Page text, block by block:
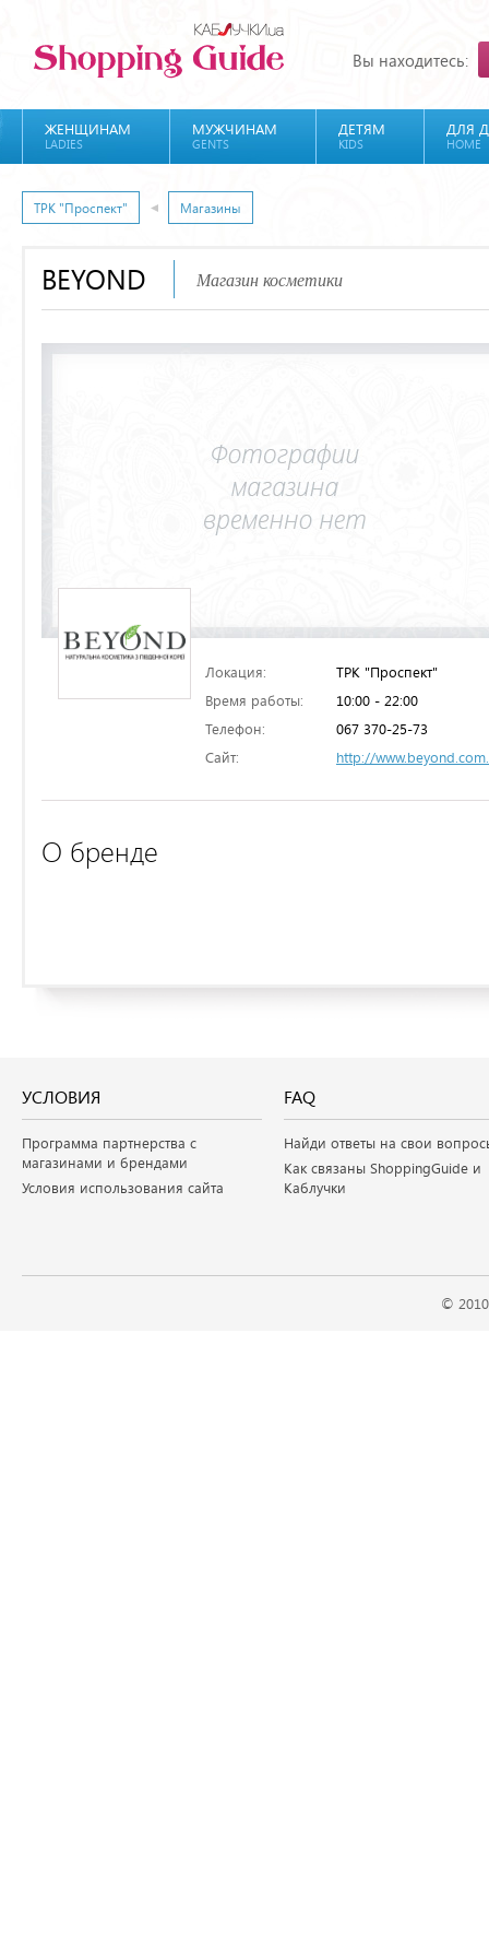
Вы находитесь:
ЖЕНЩИНАМ
LADIES
МУЖЧИНАМ
GENTS
ДЕТЯМ
KIDS
ДЛЯ
HOME
ТРК "Проспект" Магазины
BEYOND Магазин косметики
Локация:
ТРК "Проспект"
Время работы:
10:00 - 22:00
Телефон:
067 370-25-73
Сайт:
http://
О бренде
УСЛОВИЯ
Программа партнерства с
магазинами и брендами
Условия использования сайта
FAQ
Найди ответы на свои
Как связаны ShoppingGuide и
Каблучки
©